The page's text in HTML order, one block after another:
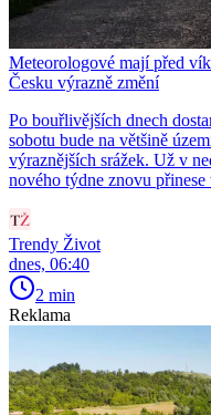
Meteorologové mají před
Česku výrazně změní
Po bouřlivějších dnech
sobotu bude na většině
výraznějších srážek. Už v
nového týdne znovu přinese
Trendy Život
dnes, 06:40
2 min
Reklama